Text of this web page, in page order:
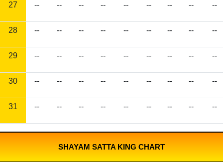
27 -- -- -- -- -- -- -- -- --
28 -- -- -- -- -- -- -- -- --
29 -- -- -- -- -- -- -- -- --
30 -- -- -- -- -- -- -- -- --
31 -- -- -- -- -- -- -- -- --
SHAYAM SATTA KING CHART